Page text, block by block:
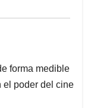
forma medible
el poder del cine